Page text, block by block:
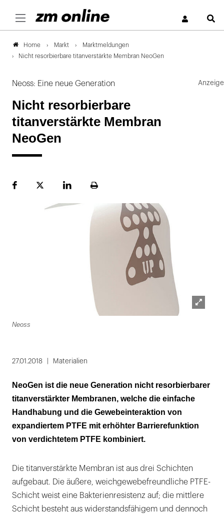
Home Markt
Marktmeldungen
Nicht resorbierbare titanverstärkte Membran NeoGen
Neoss: Eine neue Generation
Nicht resorbierbare
titanverstärkte Membran
NeoGen
FacebookPlattformLinekdInSeite
Neoss
27.01.2018 Materialien
NeoGen ist die neue Generation nicht resorbierbarer
titanverstärkter Membranen, welche die einfache
Handhabung und die Gewebeinteraktion von
expandiertem PTFE mit erhöhter Barrierefunktion
von verdichtetem PTFE kombiniert.
Die titanverstärkte Membran ist aus drei Schichten
aufgebaut. Die äußere, weichgewebefreundliche PTFE-
Schicht weist eine Bakterienresistenz auf; die mittlere
Schicht besteht aus widerstandsfähigem und dennoch